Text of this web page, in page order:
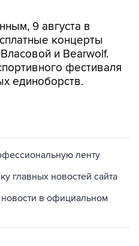
9 августа в
концерты
и Bearwolf.
фестиваля
единоборств.
ленту
главных новостей сайта
в официальном